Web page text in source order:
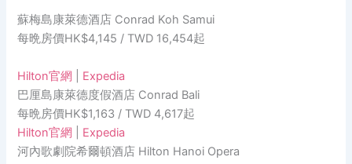
蘇梅島康萊德酒店 Conrad Koh Samui
每晩房價HK$4,145 / TWD 16,454起
Hilton官網
Expedia
巴厘島康萊德度假酒店 Conrad Bali
每晩房價HK$1,163 / TWD 4,617起
Hilton官網
Expedia
河內歌劇院希爾頓酒店 Hilton Hanoi Opera